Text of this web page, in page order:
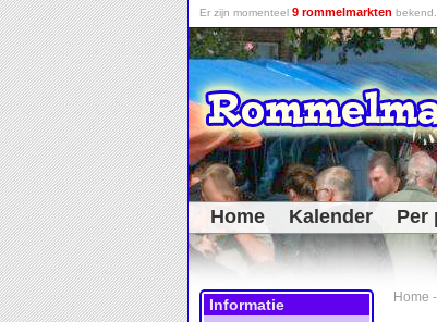
Er zijn momenteel 9 rommelmarkten
Home Kalender Per
Home -
Informatie